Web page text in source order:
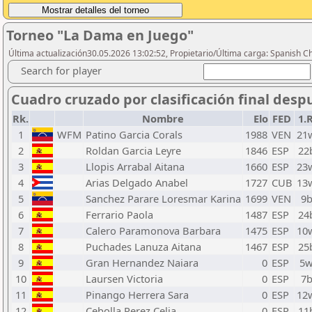
Torneo "La Dama en Juego"
Última actualización30.05.2026 13:02:52, Propietario/Última carga: Spanish
Search for player
Cuadro cruzado por clasificación final
Rk. Nombre Elo FED
1
WFM Patino Garcia Corals 1988 VEN
2
Roldan Garcia Leyre 1846 ESP
3
Llopis Arrabal Aitana 1660 ESP
4
Arias Delgado Anabel 1727 CUB
5
Sanchez Parare Loresmar Karina 1699 VEN
6
Ferrario Paola 1487 ESP
7
Calero Paramonova Barbara 1475 ESP
8
Puchades Lanuza Aitana 1467 ESP
9
Gran Hernandez Naiara 0 ESP
10
Laursen Victoria 0 ESP
11
Pinango Herrera Sara 0 ESP